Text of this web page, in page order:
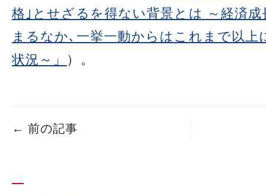
格｣とせざるを得ない背景とは ～経済
まるなか､一挙一動からはこれまで以上
状況～」
）。
← 前の記事